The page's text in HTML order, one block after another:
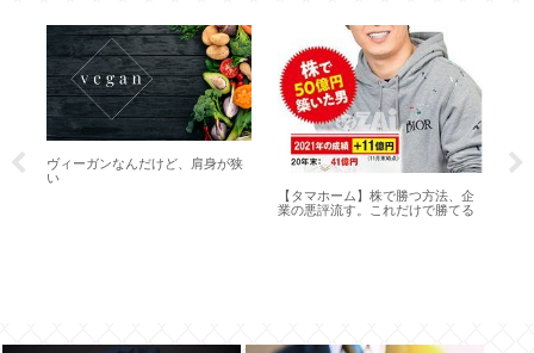
ヴィーガンなんだけど、肩身が狭
い
【タマホーム】株で勝つ方法、企
業の悪評流す。これだけで勝てる
【